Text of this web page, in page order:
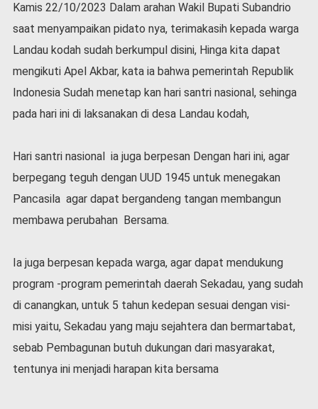
i
a
l
a
h
r
g
O
p
i
B
e
t
a
o
Kamis 22/10/2023 Dalam arahan Wakil Bupati Subandrio
saat menyampaikan pidato nya, terimakasih kepada warga
Landau kodah sudah berkumpul disini, Hinga kita dapat
mengikuti Apel Akbar, kata ia bahwa pemerintah Republik
Indonesia Sudah menetap kan hari santri nasional, sehinga
pada hari ini di laksanakan di desa Landau kodah,
Hari santri nasional ia juga berpesan Dengan hari ini, agar
berpegang teguh dengan UUD 1945 untuk menegakan
Pancasila agar dapat bergandeng tangan membangun
membawa perubahan Bersama.
Ia juga berpesan kepada warga, agar dapat mendukung
program -program pemerintah daerah Sekadau, yang sudah
di canangkan, untuk 5 tahun kedepan sesuai dengan visi-
misi yaitu, Sekadau yang maju sejahtera dan bermartabat,
sebab Pembagunan butuh dukungan dari masyarakat,
tentunya ini menjadi harapan kita bersama